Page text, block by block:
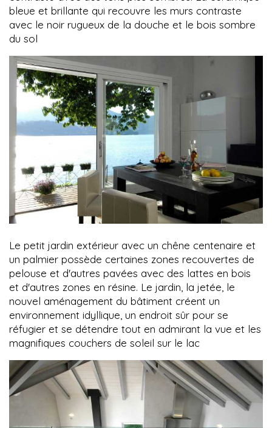
bleue et brillante qui recouvre les murs contraste
avec le noir rugueux de la douche et le bois sombre
du sol
Le petit jardin extérieur avec un chêne centenaire et
un palmier possède certaines zones recouvertes de
pelouse et d'autres pavées avec des lattes en bois
et d'autres zones en résine. Le jardin, la jetée, le
nouvel aménagement du bâtiment créent un
environnement idyllique, un endroit sûr pour se
réfugier et se détendre tout en admirant la vue et les
magnifiques couchers de soleil sur le lac